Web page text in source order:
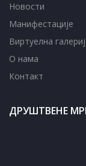
Новости
Манифестације
Виртуелна
О нама
Контакт
ДРУШТВЕНЕ